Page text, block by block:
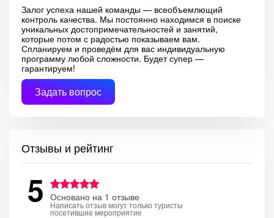
Залог успеха нашей команды — всеобъемлющий
контроль качества. Мы постоянно находимся в поиске
уникальных достопримечательностей и занятий,
которые потом с радостью показываем вам.
Спланируем и проведём для вас индивидуальную
программу любой сложности. Будет супер —
гарантируем!
Задать вопрос
Отзывы и рейтинг
5 Основано на 1 отзыве
Написать отзыв могут только туристы
посетившие мероприятие